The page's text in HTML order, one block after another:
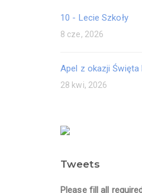
10 - Lecie Szkoły
8 cze, 2026
Apel z okazji
28 kwi, 2026
Tweets
Please fill all